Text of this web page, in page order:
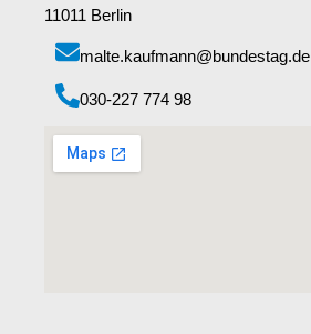
11011 Berlin
malte.kaufmann@bundestag.de
‭030-227 774 98‬